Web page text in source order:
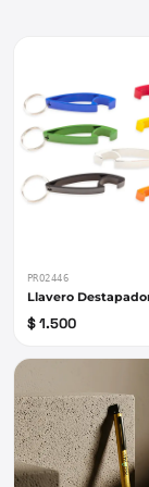
PRO2446
Llavero
$ 1.500